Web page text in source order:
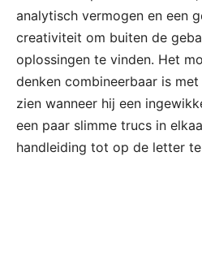
analytisch vermogen en een
creativiteit om buiten de
oplossingen te vinden. Het
denken combineerbaar is
zien wanneer hij een
een paar slimme trucs in
handleiding tot op de letter